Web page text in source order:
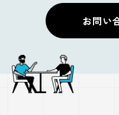
お問い